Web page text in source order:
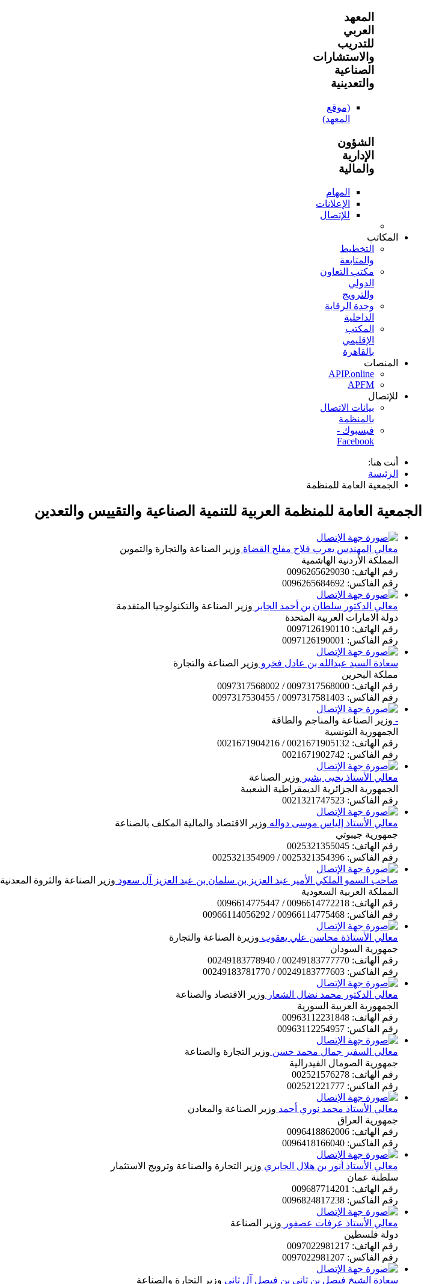
المعهد
العربي
للتدريب
والاستشارات
الصناعية
والتعدينية
(موقع
المعهد)
الشؤون
الإدارية
والمالية
المهام
الإعلانات
للإتصال
المكاتب
التخطيط
والمتابعة
مكتب التعاون
الدولي
والترويج
وحدة الرقابة
الداخلية
المكتب
الإقليمي
بالقاهرة
المنصات
APIP.online
APFM
للإتصال
بيانات الاتصال
بالمنظمة
فيسبوك -
Facebook
أنت هنا:
الرئيسة
الجمعية العامة للمنظمة
الجمعية العامة للمنظمة العربية للتنمية الصناعية والتقييس والتعدين
معالي المهندس يعرب فلاح مفلح القضاة وزير الصناعة والتجارة والتموين
المملكة الأردنية الهاشمية
رقم الهاتف: 0096265629030
رقم الفاكس: 0096265684692
معالي الدكتور سلطان بن أحمد الجابر وزير الصناعة والتكنولوجيا المتقدمة
دولة الامارات العربية المتحدة
رقم الهاتف: 0097126190110
رقم الفاكس: 0097126190001
سعادة السيد عبدالله بن عادل فخرو وزير الصناعة والتجارة
مملكة البحرين
رقم الهاتف: 0097317568000 / 0097317568002
رقم الفاكس: 0097317581403 / 0097317530455
- وزير الصناعة والمناجم والطاقة
الجمهورية التونسية
رقم الهاتف: 0021671905132 / 0021671904216
رقم الفاكس: 0021671902742
معالي الأستاذ يحيى بشير وزير الصناعة
الجمهورية الجزائرية الديمقراطية الشعبية
رقم الفاكس: 0021321747523
معالي الأستاذ إلياس موسى دواله وزير الاقتصاد والمالية المكلف بالصناعة
جمهورية جيبوتي
رقم الهاتف: 0025321355045
رقم الفاكس: 0025321354396 / 0025321354909
صاحب السمو الملكي الأمير عبد العزيز بن سلمان بن عبد العزيز آل سعود وزير الصناعة والثروة المعدنية
المملكة العربية السعودية
رقم الهاتف: 0096614772218 / 0096614775447
رقم الفاكس: 00966114775468 / 00966114056292
معالي الأستاذة محاسن علي يعقوب وزيرة الصناعة والتجارة
جمهورية السودان
رقم الهاتف: 00249183777770 / 00249183778940
رقم الفاكس: 00249183777603 / 00249183781770
معالي الدكتور محمد نضال الشعار وزير الاقتصاد والصناعة
الجمهورية العربية السورية
رقم الهاتف: 00963112231848
رقم الفاكس: 00963112254957
معالي السفير جمال محمد حسن وزير التجارة والصناعة
جمهورية الصومال الفيدرالية
رقم الهاتف: 002521576278
رقم الفاكس: 002521221777
معالي الأستاذ محمد نوري أحمد وزير الصناعة والمعادن
جمهورية العراق
رقم الهاتف: 0096418862006
رقم الفاكس: 0096418166040
معالي الأستاذ أنور بن هلال الجابري وزير التجارة والصناعة وترويج الاستثمار
سلطنة عمان
رقم الهاتف: 009687714201
رقم الفاكس: 0096824817238
معالي الأستاذ عرفات عصفور وزير الصناعة
دولة فلسطين
رقم الهاتف: 0097022981217
رقم الفاكس: 0097022981207
سعادة الشيخ فيصل بن ثاني بن فيصل آل ثاني وزير التجارة والصناعة